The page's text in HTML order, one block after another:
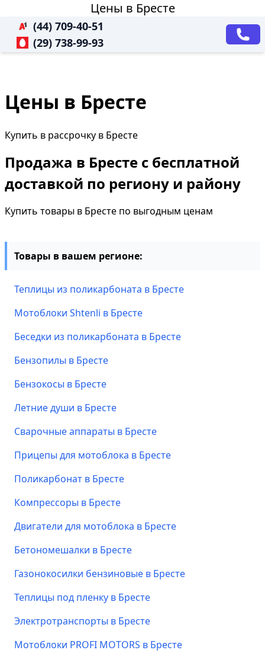
Цены в Бресте
(44) 709-40-51
(29) 738-99-93
Цены в Бресте
Купить в рассрочку в Бресте
Продажа в Бресте с бесплатной
доставкой по региону и району
Купить товары в Бресте по выгодным ценам
Товары в вашем регионе:
Теплицы из поликарбоната в Бресте
Мотоблоки Shtenli в Бресте
Беседки из поликарбоната в Бресте
Бензопилы в Бресте
Бензокосы в Бресте
Летние души в Бресте
Сварочные аппараты в Бресте
Прицепы для мотоблока в Бресте
Поликарбонат в Бресте
Компрессоры в Бресте
Двигатели для мотоблока в Бресте
Бетономешалки в Бресте
Газонокосилки бензиновые в Бресте
Теплицы под пленку в Бресте
Электротранспорты в Бресте
Мотоблоки PROFI MOTORS в Бресте